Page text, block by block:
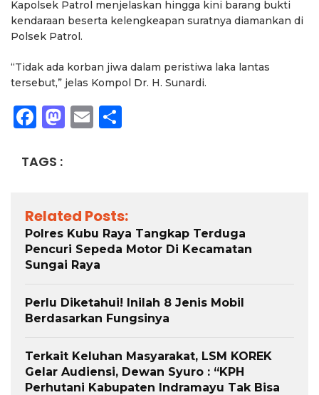
Kapolsek Patrol menjelaskan hingga kini barang bukti
kendaraan beserta kelengkeapan suratnya diamankan di
Polsek Patrol.
“Tidak ada korban jiwa dalam peristiwa laka lantas
tersebut,” jelas Kompol Dr. H. Sunardi.
Facebook
Mastodon
Email
TAGS :
Related Posts:
Polres Kubu Raya Tangkap Terduga
Pencuri Sepeda Motor Di Kecamatan
Sungai Raya
Perlu Diketahui! Inilah 8 Jenis Mobil
Berdasarkan Fungsinya
Terkait Keluhan Masyarakat, LSM KOREK
Gelar Audiensi, Dewan Syuro : “KPH
Perhutani Kabupaten Indramayu Tak Bisa